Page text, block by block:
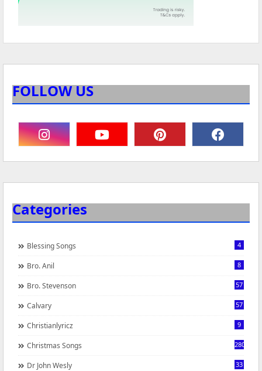
FOLLOW US
Categories
Blessing Songs 4
Bro. Anil 8
Bro. Stevenson 57
Calvary 57
Christianlyricz 9
Christmas Songs 280
Dr John Wesly 33